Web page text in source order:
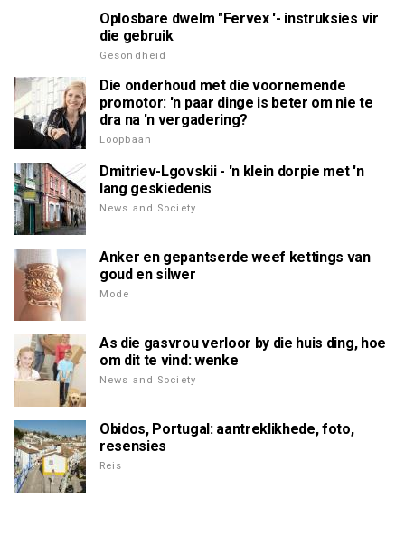
Oplosbare dwelm "Fervex '- instruksies vir
die gebruik
Gesondheid
Die onderhoud met die voornemende
promotor: 'n paar dinge is beter om nie te
dra na 'n vergadering?
Loopbaan
Dmitriev-Lgovskii - 'n klein dorpie met 'n
lang geskiedenis
News and Society
Anker en gepantserde weef kettings van
goud en silwer
Mode
As die gasvrou verloor by die huis ding, hoe
om dit te vind: wenke
News and Society
Obidos, Portugal: aantreklikhede, foto,
resensies
Reis